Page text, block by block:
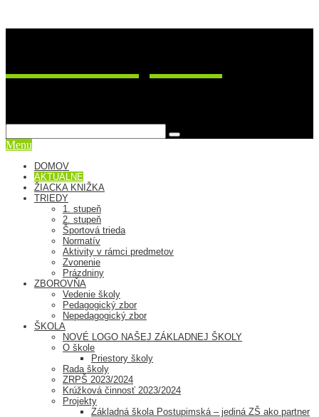
Menu
DOMOV
AKTUÁLNE
ŽIACKA KNIŽKA
TRIEDY
1. stupeň
2. stupeň
Športová trieda
Normatív
Aktivity v rámci predmetov
Zvonenie
Prázdniny
ZBOROVŇA
Vedenie školy
Pedagogický zbor
Nepedagogický zbor
ŠKOLA
NOVÉ LOGO NAŠEJ ZÁKLADNEJ ŠKOLY
O škole
Priestory školy
Rada školy
ZRPŠ 2023/2024
Krúžková činnosť 2023/2024
Projekty
Základná škola Postupimská – jediná ZŠ ako partner